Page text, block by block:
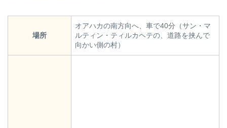
場所
オアハカの南方向へ、車で40分（サン・マ
ルティン・ティルカヘテの、道路を挟んで
向かい側の村）